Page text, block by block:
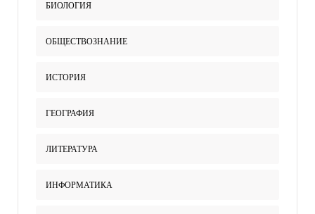
БИОЛОГИЯ
ОБЩЕСТВОЗНАНИЕ
ИСТОРИЯ
ГЕОГРАФИЯ
ЛИТЕРАТУРА
ИНФОРМАТИКА